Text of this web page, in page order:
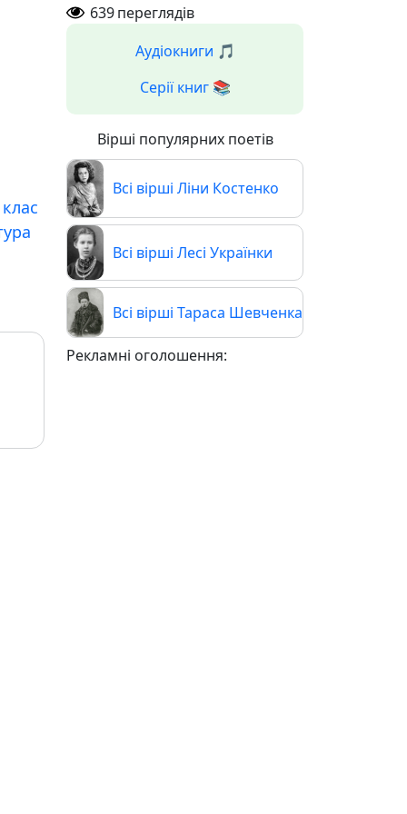
639переглядів
Аудіокниги 🎵
Серії книг 📚
Вірші популярних поетів
Всі вірші Ліни Костенко
Всі вірші Лесі Українки
Всі вірші Тараса Шевченка
Рекламні оголошення: